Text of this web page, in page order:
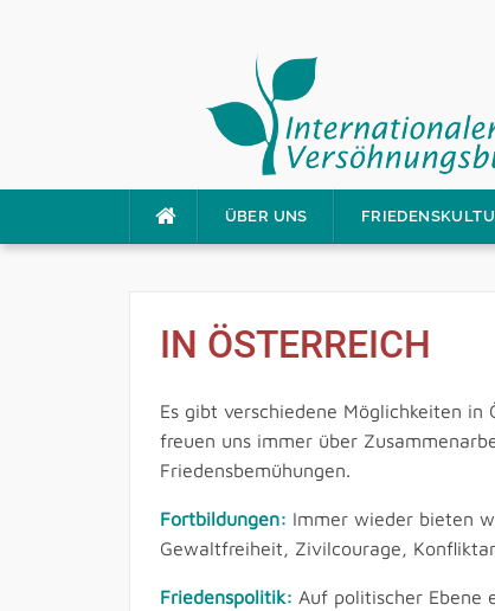
ÜBER UNS
IN ÖSTERREICH
Es gibt verschiedene Möglichkeiten
freuen uns immer über
Friedensbemühungen.
Fortbildungen: Immer wieder bieten
Gewaltfreiheit, Zivilcourage,
Friedenspolitik: Auf politischer Ebene